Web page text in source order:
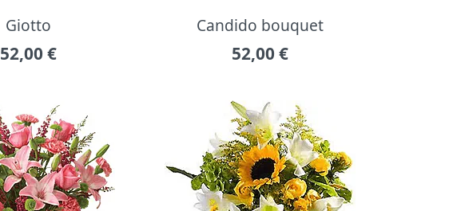
Giotto
52,00 €
Candido bouquet
52,00 €